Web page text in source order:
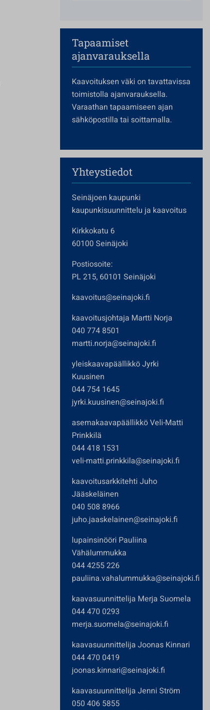
Tapaamiset
ajanvarauksella
Kaavoituksen väki on tavattavissa
toimistolla ajanvarauksella.
Varaathan tapaamiseen ajan
sähköpostilla tai soittamalla.
Yhteystiedot
Seinäjoen kaupunki
kaupunkisuunnittelu ja kaavoitus
Kirkkokatu 6
60100 Seinäjoki
Postiosoite:
PL 215, 60101 Seinäjoki
kaavoitus@seinajoki.fi
kaavoitusjohtaja Martti Norja
040 774 8501
martti.norja@seinajoki.fi
yleiskaavapäällikkö Jyrki
Kuusinen
044 754 1645
jyrki.kuusinen@seinajoki.fi
asemakaavapäällikkö Veli-Matti
Prinkkilä
044 418 1531
veli-matti.prinkkila@seinajoki.fi
kaavoitusarkkitehti Juho
Jääskeläinen
040 508 8966
juho.jaaskelainen@seinajoki.fi
lupainsinööri Pauliina
Vähälummukka
044 4255 226
pauliina.vahalummukka@seinajoki.fi
kaavasuunnittelija Merja Suomela
044 470 0293
merja.suomela@seinajoki.fi
kaavasuunnittelija Joonas Kinnari
044 470 0419
joonas.kinnari@seinajoki.fi
kaavasuunnittelija Jenni Ström
050 406 5855